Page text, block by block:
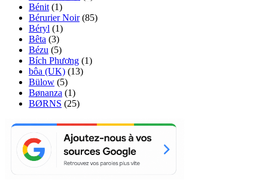
Bénit (1)
Bérurier Noir (85)
Béryl (1)
Bêta (3)
Bézu (5)
Bích Phương (1)
bôa (UK) (13)
Bülow (5)
Bønanza (1)
BØRNS (25)